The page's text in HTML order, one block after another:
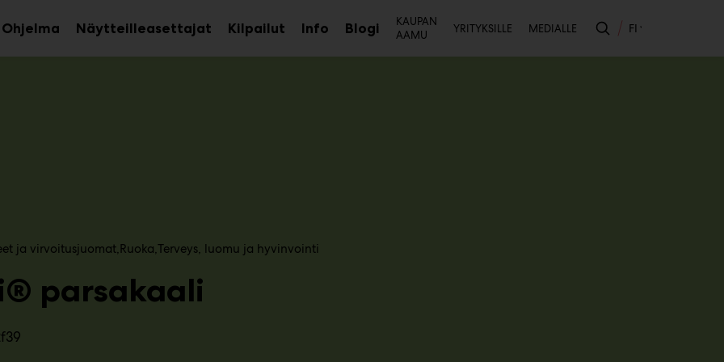
Ohjelma Näytteilleasettajat KilpailutAvaa
alavalikko
InfoAvaa
alavalikko
Blogi Toissijainen
KAUPAN
AAMU
YRITYKSILLE MEDIALLE FI
ja virvoitusjuomat Ruoka Terveys, luomu ja hyvinvointi
parsakaali